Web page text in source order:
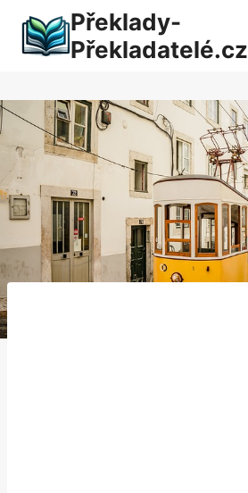
obsah
Překlady-
Překladatelé.cz